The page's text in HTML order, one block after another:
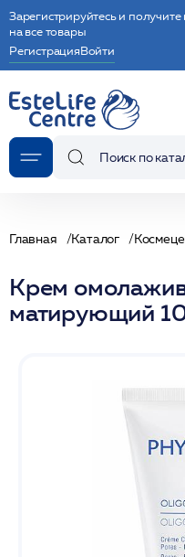
Зарегистрируйтесь и
на все товары
РегистрацияВойти
Главная Каталог
Крем
матирующий